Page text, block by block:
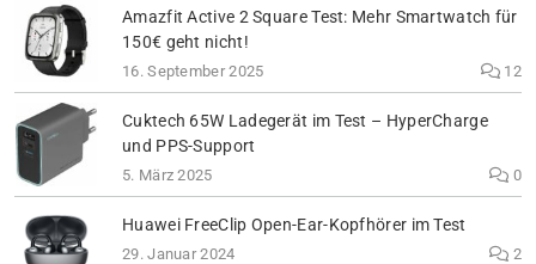
Amazfit Active 2 Square Test: Mehr Smartwatch für
150€ geht nicht!
16. September 2025 12
Cuktech 65W Ladegerät im Test – HyperCharge
und PPS-Support
5. März 2025 0
Huawei FreeClip Open-Ear-Kopfhörer im Test
29. Januar 2024 2